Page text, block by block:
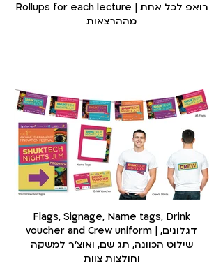
Rollups for each lecture | רואפ לכל אחת
מההרצאות
Flags, Signage, Name tags, Drink
voucher and Crew uniform | דגלונים,
שילוט הכוונה, תג שם, ואוצ׳ר למשקה
וחולצות צוות